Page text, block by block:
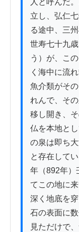
人と呼んだ
立し、弘仁
る途中、三
世寿七十九
う）が、こ
く海中に流
魚介類がそ
れんで、そ
移し開き、
仏を本地と
の泉は即ち
と存在して
年（892年）
てこの地に
深く地底を
石の表面に
見ただけで